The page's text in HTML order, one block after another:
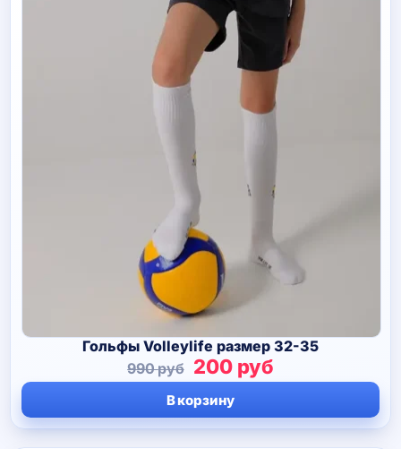
Гольфы Volleylife размер 32-35
990руб Первоначальная
цена
составляла
990 руб.
200 рубТекущая
цена:
200 руб.
В корзину